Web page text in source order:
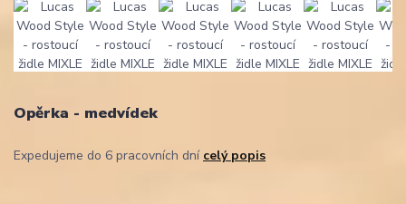
Opěrka - medvídek
Expedujeme do 6 pracovních dní celý popis